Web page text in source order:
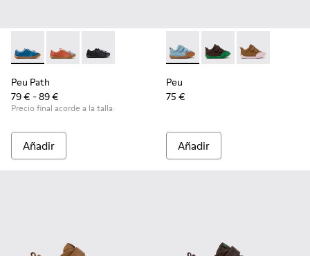
Peu Path - K800707-002 - Zapatillas de piel azules para
Peu Path - K800707-008
Peu Path - K800707-007
Peu Path
79 € - 89 €
Precio final acorde a la talla
Añadir
Peu - K800708-002 -
Peu - K800708-004
Peu -
Peu
75 €
Añadir